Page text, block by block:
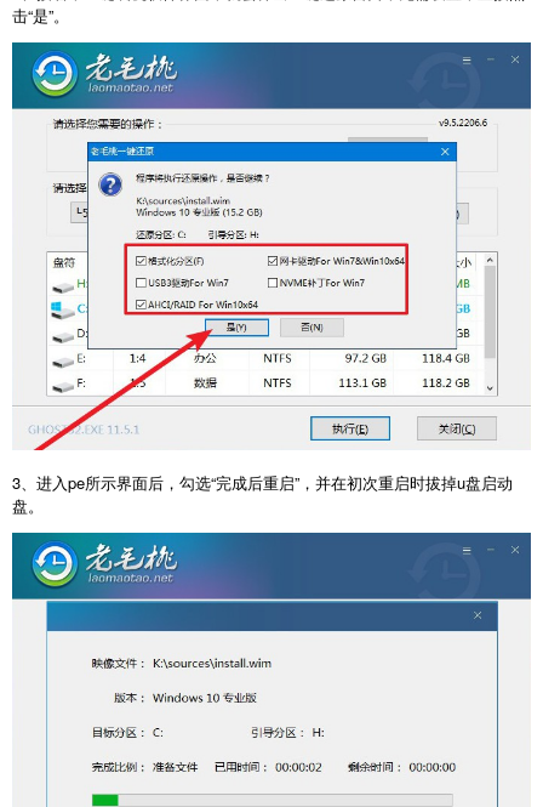
击“是”。
3、进入pe所示界面后，勾选“完成后重启”，并在初次重启时拔掉u盘启动
盘。